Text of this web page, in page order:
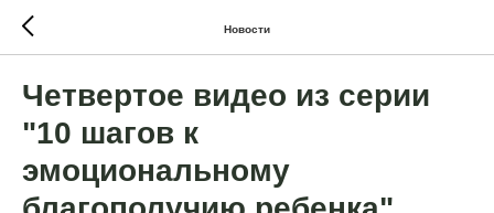
Новости
Четвертое видео из серии
"10 шагов к
эмоциональному